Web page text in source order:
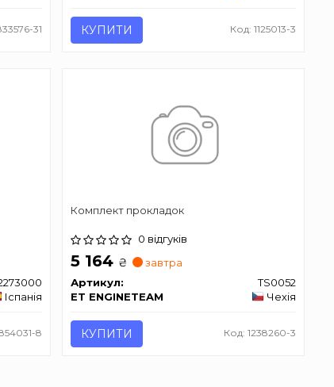
31 КУПИТИ Код: 1125013-3
Іспанія
8
Комплект прокладок
0 відгуків
5 164 ₴
завтра
Артикул:
TS0052
ET ENGINETEAM
Чехія
КУПИТИ Код: 1238260-3